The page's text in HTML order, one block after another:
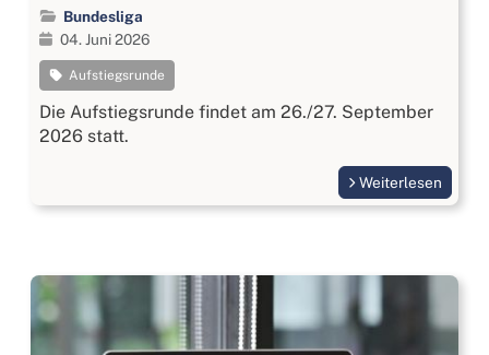
Bundesliga
04. Juni 2026
Aufstiegsrunde
Die Aufstiegsrunde findet am 26./27. September
2026 statt.
Weiterlesen